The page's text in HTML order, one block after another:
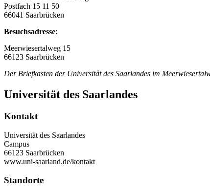
Postfach 15 11 50
66041 Saarbrücken
Besuchsadresse:
Meerwiesertalweg 15
66123 Saarbrücken
Der Briefkasten der Universität des Saarlandes im
Universität des Saarlandes
Kontakt
Universität des Saarlandes
Campus
66123 Saarbrücken
www.uni-saarland.de/kontakt
Standorte